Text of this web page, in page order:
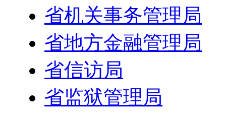
省机关事务管理局
省地方金融管理局
省信访局
省监狱管理局